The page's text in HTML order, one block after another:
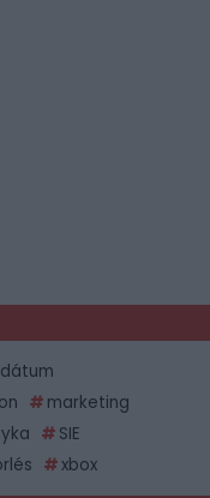
dátum
marketing
SIE
xbox